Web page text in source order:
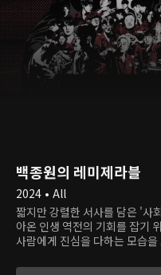
백종원의 레미제라블
2024 • All
짧지만 강렬한 서사를 담은 '사
아온 인생 역전의 기회를 잡기
사람에게 진심을 다하는 모습